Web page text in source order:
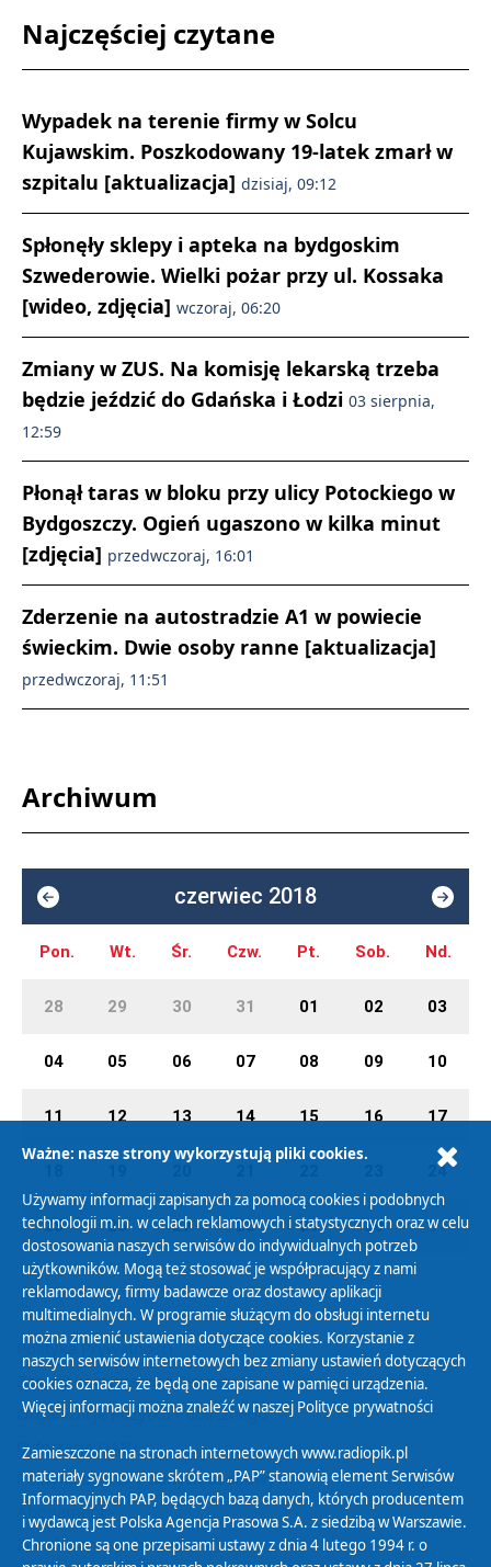
Najczęściej czytane
Wypadek na terenie firmy w Solcu
Kujawskim. Poszkodowany 19-latek zmarł w
szpitalu [aktualizacja] dzisiaj, 09:12
Spłonęły sklepy i apteka na bydgoskim
Szwederowie. Wielki pożar przy ul. Kossaka
[wideo, zdjęcia] wczoraj, 06:20
Zmiany w ZUS. Na komisję lekarską trzeba
będzie jeździć do Gdańska i Łodzi 03 sierpnia,
12:59
Płonął taras w bloku przy ulicy Potockiego w
Bydgoszczy. Ogień ugaszono w kilka minut
[zdjęcia] przedwczoraj, 16:01
Zderzenie na autostradzie A1 w powiecie
świeckim. Dwie osoby ranne [aktualizacja]
przedwczoraj, 11:51
Archiwum
czerwiec 2018
Pon. Wt. Śr. Czw. Pt. Sob. Nd.
28 29 30 31 01 02 03
04 05 06 07 08 09 10
11 12 13 14 15 16 17
24
25 26 27 28 29 30 01
Polityka Prywatności
Zasady korzystania z Serwisu
Organizacje Pożytku Publicznego
Cyfryzacja DAB+
Polityka ochrony danych osobowych
Abonament
Zamówienia publiczne
Ważne: nasze strony wykorzystują pliki cookies.
Używamy informacji zapisanych za pomocą cookies i podobnych
technologii m.in. w celach reklamowych i statystycznych oraz w celu
dostosowania naszych serwisów do indywidualnych potrzeb
użytkowników. Mogą też stosować je współpracujący z nami
reklamodawcy, firmy badawcze oraz dostawcy aplikacji
multimedialnych. W programie służącym do obsługi internetu
można zmienić ustawienia dotyczące cookies. Korzystanie z
naszych serwisów internetowych bez zmiany ustawień dotyczących
cookies oznacza, że będą one zapisane w pamięci urządzenia.
Więcej informacji można znaleźć w naszej Polityce prywatności
Zamieszczone na stronach internetowych www.radiopik.pl
materiały sygnowane skrótem „PAP” stanowią element Serwisów
Informacyjnych PAP, będących bazą danych, których producentem
i wydawcą jest Polska Agencja Prasowa S.A. z siedzibą w Warszawie.
Chronione są one przepisami ustawy z dnia 4 lutego 1994 r. o